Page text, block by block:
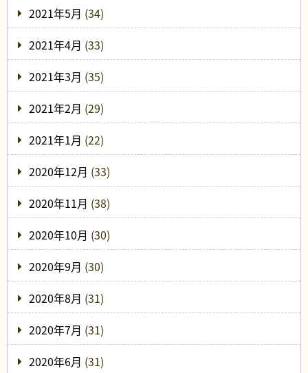
2021年5月 (34)
2021年4月 (33)
2021年3月 (35)
2021年2月 (29)
2021年1月 (22)
2020年12月 (33)
2020年11月 (38)
2020年10月 (30)
2020年9月 (30)
2020年8月 (31)
2020年7月 (31)
2020年6月 (31)